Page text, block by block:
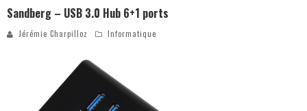
Sandberg – USB 3.0 Hub 6+1 ports
Jérémie Charpilloz Informatique